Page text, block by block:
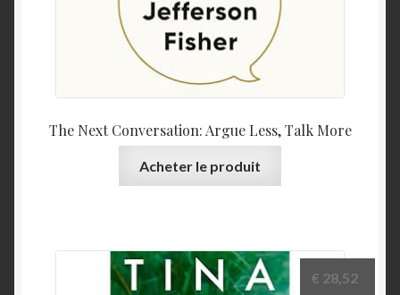
The Next Conversation: Argue Less, Talk More
Acheter le produit
€ 28,52